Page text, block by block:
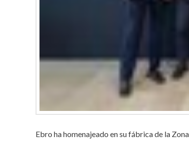
Ebro ha homenajeado en su fábrica de la